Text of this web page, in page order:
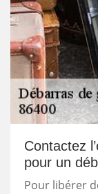
Contactez
pour un
Pour libérer